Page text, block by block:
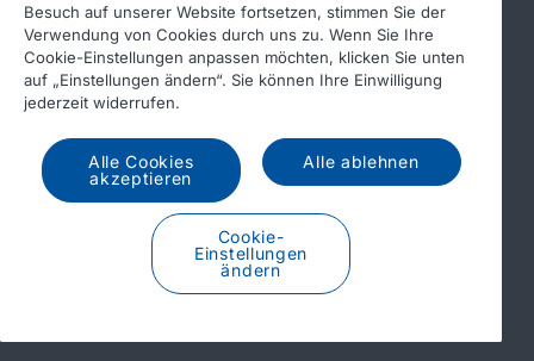
DAF Händlersuche
Modellreihe
Dienstleistungen
Presse und Downloads
Kontakt DAF Austria GmbH
Besuch auf unserer Website fortsetzen, stimmen Sie der
Verwendung von Cookies durch uns zu. Wenn Sie Ihre
Cookie-Einstellungen anpassen möchten, klicken Sie unten
auf „Einstellungen ändern“. Sie können Ihre Einwilligung
jederzeit widerrufen.
Alle Cookies
akzeptieren
Alle ablehnen
Cookie-
Einstellungen
ändern